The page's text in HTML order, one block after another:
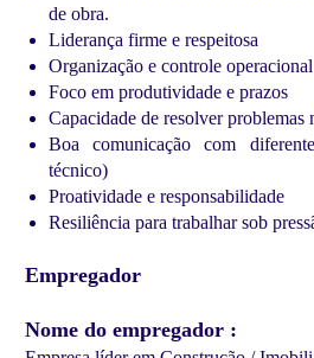
de obra.
Liderança firme e respeitosa
Organização e controle operacional
Foco em produtividade e prazos
Capacidade de resolver problemas
Boa comunicação com
técnico)
Proatividade e responsabilidade
Resiliência para trabalhar sob
Empregador
Nome do empregador